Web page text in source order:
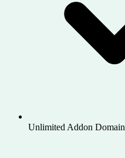
Unlimited Addon Domain